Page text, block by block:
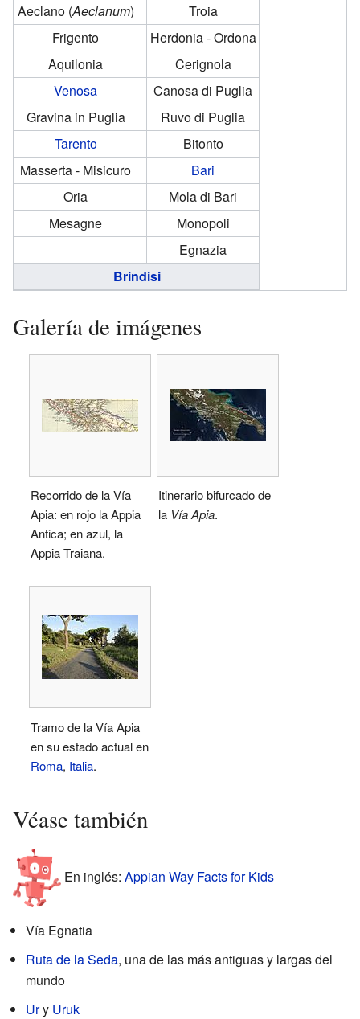
Aeclano (Aeclanum)
Troia
Frigento
Herdonia - Ordona
Aquilonia
Cerignola
Venosa
Canosa di Puglia
Gravina in Puglia
Ruvo di Puglia
Tarento
Bitonto
Masserta - Misicuro
Bari
Oria
Mola di Bari
Mesagne
Monopoli
Egnazia
Brindisi
Galería de imágenes
Recorrido de la Vía
Apia: en rojo la Appia
Antica; en azul, la
Appia Traiana.
Itinerario bifurcado de
la Vía Apia.
Tramo de la Vía Apia
en su estado actual en
Roma, Italia.
Véase también
En inglés: Appian Way Facts for Kids
Vía Egnatia
Ruta de la Seda, una de las más antiguas y largas del
mundo
Ury Uruk